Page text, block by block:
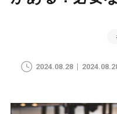
2024.08.28